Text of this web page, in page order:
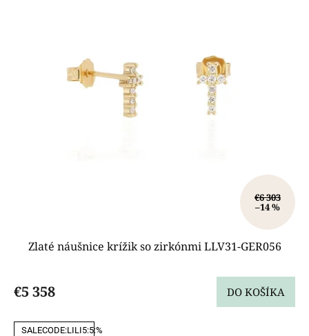
€6 303
–14 %
Zlaté náušnice krížik so zirkónmi LLV31-GER056
€5 358 DO KOŠÍKA
SALECODE:LILI5:5:%